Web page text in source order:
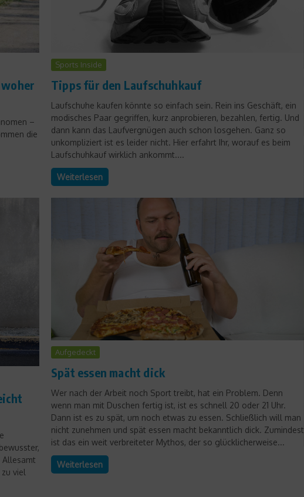
–
die
Sports Inside
Tipps für den Laufschuhkauf
Laufschuhe kaufen könnte so einfach sein. Rein ins Geschäft, ein
modisches Paar gegriffen, kurz anprobieren, bezahlen, fertig. Und
dann kann das Laufvergnügen auch schon losgehen. Ganz so
unkompliziert ist es leider nicht. Hier erfahrt Ihr, worauf es beim
Laufschuhkauf wirklich ankommt....
Weiterlesen
Allesamt
viel
Aufgedeckt
Spät essen macht dick
Wer nach der Arbeit noch Sport treibt, hat ein Problem. Denn
wenn man mit Duschen fertig ist, ist es schnell 20 oder 21 Uhr.
Dann ist es zu spät, um noch etwas zu essen. Schließlich will man
nicht zunehmen und spät essen macht bekanntlich dick. Zumindest
ist das ein weit verbreiteter Mythos, der so glücklicherweise...
Weiterlesen
Hambüchen, Morgenstern &
Co: Sportlicher Wiesnstart
18. September 2017